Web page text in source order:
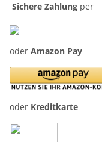
Sichere Zahlung per
oder Amazon Pay
oder Kreditkarte